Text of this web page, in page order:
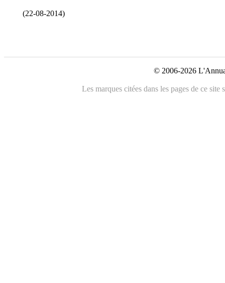
(22-08-2014)
© 2006-2026
Les marques citées dans les pages de ce